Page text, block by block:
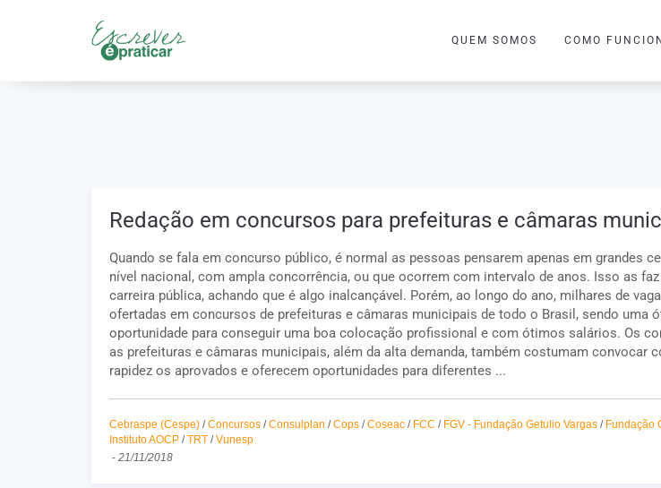
QUEM SOMOS COMO
Redação em concursos para prefeituras e câmaras
Quando se fala em concurso público, é normal as pessoas pensarem apenas em grandes
nível nacional, com ampla concorrência, ou que ocorrem com intervalo de anos. Isso as
carreira pública, achando que é algo inalcançável. Porém, ao longo do ano, milhares de
ofertadas em concursos de prefeituras e câmaras municipais de todo o Brasil, sendo uma
oportunidade para conseguir uma boa colocação profissional e com ótimos salários. Os
as prefeituras e câmaras municipais, além da alta demanda, também costumam convocar
rapidez os aprovados e oferecem oportunidades para diferentes ...
Cebraspe (Cespe) /Concursos /Consulplan /Cops /Coseac / FCC / FGV - Fundação Getulio Vargas / Fundação
Instituto AOCP /TRT /Vunesp
- 21/11/2018